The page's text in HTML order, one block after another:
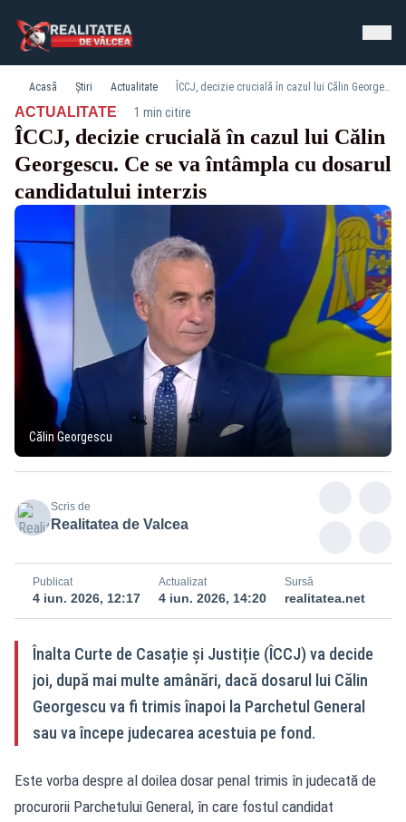
Acasă Știri Actualitate ÎCCJ, decizie crucială în cazul lui Călin Georgescu. Ce se va întâmpla cu dosarul candidatului interzis
ACTUALITATE· 1 min citire
ÎCCJ, decizie crucială în cazul lui Călin
Georgescu. Ce se va întâmpla cu dosarul
candidatului interzis
Călin Georgescu
Scris de
Realitatea de Valcea
Publicat
4 iun. 2026, 12:17
Actualizat
4 iun. 2026, 14:20
Sursă
realitatea.net
Înalta Curte de Casație și Justiție (ÎCCJ) va decide
joi, după mai multe amânări, dacă dosarul lui Călin
Georgescu va fi trimis înapoi la Parchetul General
sau va începe judecarea acestuia pe fond.
Este vorba despre al doilea dosar penal trimis în judecată de
procurorii Parchetului General, în care fostul candidat